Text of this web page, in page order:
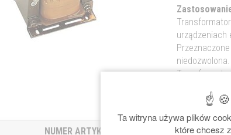
urządzeniach
NUMER ARTYKUŁU MOC
Ta witryna używa plików
które chcesz